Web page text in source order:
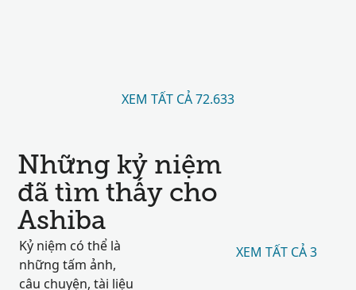
XEM TẤT CẢ 72.633
Những kỷ niệm
đã tìm thấy cho
Ashiba
Kỷ niệm có thể là
những tấm ảnh,
câu chuyện, tài liệu
XEM TẤT CẢ 3